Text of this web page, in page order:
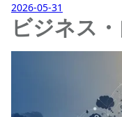
2026-05-31
ビジネス